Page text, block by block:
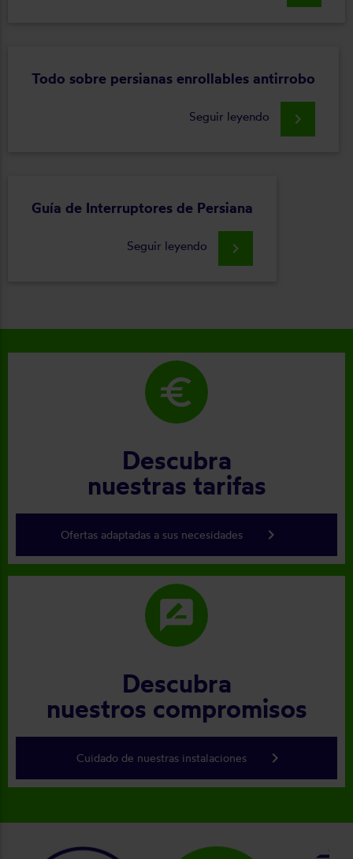
Todo sobre persianas enrollables antirrobo
Seguir leyendo keyboard_arrow_right
Guía de Interruptores de Persiana
Seguir leyendo keyboard_arrow_right
euro
Descubra
nuestras tarifas
Ofertas adaptadas a sus necesidades keyboard_arrow_right
rate_review
Descubra
nuestros compromisos
Cuidado de nuestras instalaciones keyboard_arrow_right